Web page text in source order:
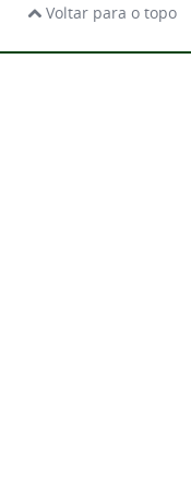
Voltar para o topo